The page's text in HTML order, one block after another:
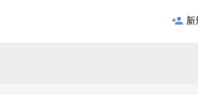
新